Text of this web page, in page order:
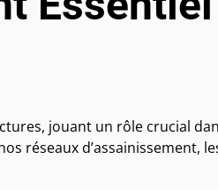
jouant un rôle crucial
réseaux d’assainissement,